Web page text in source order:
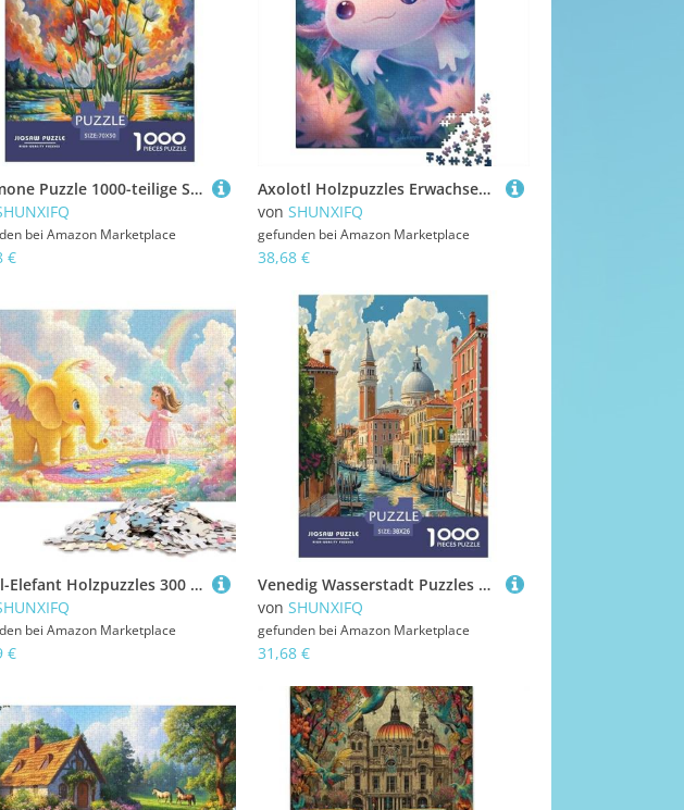
Anemone Puzzle 1000-teilige Schwer Puzzle Spielzeug Lernspiel Impossible Herausforderung Spielzeug Für Erwachsene Und Kinder Ab 12 Jahren 70x50cm/1000pcs
bei Amazon Marketplace
€
Axolotl Holzpuzzles Erwachsene 1000 Teile Family Challenging Games Home Decor Lernspiel Geburtstagsgeschenk Stress Relief Toy 1000pcs (75x50cm)
von SHUNXIFQ
gefunden bei Amazon Marketplace
38,68 €
Engel-Elefant Holzpuzzles 300 Teile Erwachsene Family Challenging Games Moderne Wohnkultur Educational Game Geburtstagsgeschenk Stress Relief 300pcs (40x28cm)
bei Amazon Marketplace
€
Venedig Wasserstadt Puzzles 1000 Teile Schwer Puzzle Spielzeug Lernspiel Impossible Herausforderung Spielzeug Für Erwachsene Und Kinder in Bewährter 38x26cm/1000pcs
von SHUNXIFQ
gefunden bei Amazon Marketplace
31,68 €